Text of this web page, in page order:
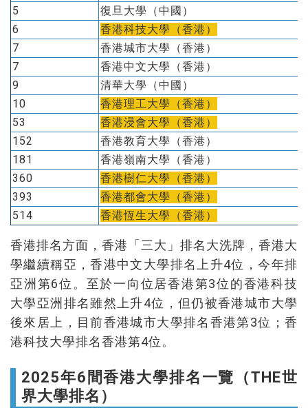
5
復旦大學（中國）
6
香港科技大學（香港）
7
香港城市大學（香港）
7
香港中文大學（香港）
9
清華大學（中國）
10
香港理工大學（香港）
53
香港浸會大學（香港）
152
香港教育大學（香港）
181
香港嶺南大學（香港）
360
香港樹仁大學（香港）
393
香港都會大學（香港）
514
香港恆生大學（香港）
香港排名方面，香港「三大」排名大洗牌，香港大
學繼續稱亞，香港中文大學排名上升4位，今年排
亞洲第6位。至於一向位居香港第3位的香港科技
大學亞洲排名雖然上升4位，但仍被香港城市大學
後來居上，目前香港城市大學排名香港第3位；香
港科技大學排名香港第4位。
2025年6間香港大學排名一覽（THE世
界大學排名）